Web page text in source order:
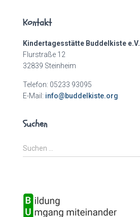
Kontakt
Kindertagesstätte Buddelkiste e.V.
Flurstraße 12
32839 Steinheim
Telefon: 05233 93095
E-Mail: info@buddelkiste.org
Suchen
S
u
Suchen …